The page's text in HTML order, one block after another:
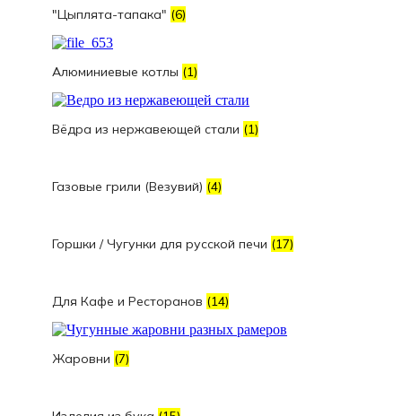
"Цыплята-тапака" (6)
Алюминиевые котлы (1)
Вёдра из нержавеющей стали (1)
Газовые грили (Везувий) (4)
Горшки / Чугунки для русской печи (17)
Для Кафе и Ресторанов (14)
Жаровни (7)